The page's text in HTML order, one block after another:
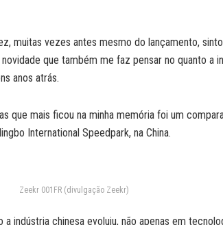
muitas vezes antes mesmo do lançamento,
que também me faz pensar no quanto a
anos atrás.
que mais ficou na minha memória foi um
International Speedpark, na China.
Zeekr 001FR (divulgação Zeekr)
indústria chinesa evoluiu, não apenas em